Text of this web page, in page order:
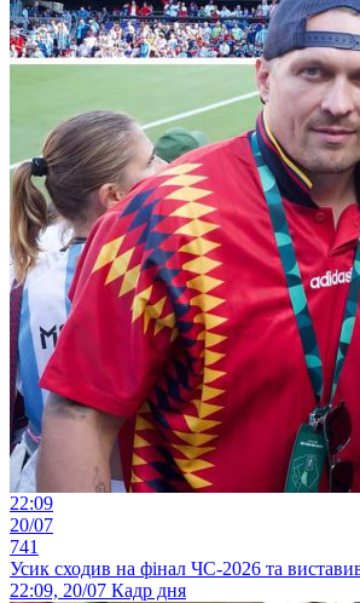
22:09
20/07
741
Усик сходив на фінал ЧС-2026 та
22:09, 20/07 Кадр дня